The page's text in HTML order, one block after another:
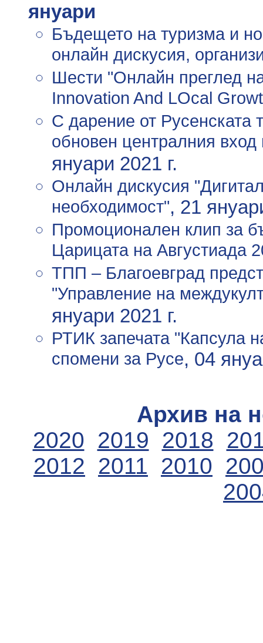
януари
Бъдещето на туризма и
онлайн дискусия,
Шести "Онлайн преглед
Innovation And LOcal
С дарение от Русенската
обновен централния
януари 2021 г.
Онлайн дискусия
необходимост", 21
Промоционален клип за
Царицата на Августиада
ТПП – Благоевград
"Управление на
януари 2021 г.
РТИК запечата "Капсула
спомени за Русе, 04
Архив на
2020 2019 2018
2012
2011 2010